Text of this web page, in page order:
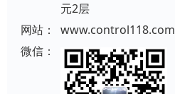
元2层
网站：
www.control118.com
微信：